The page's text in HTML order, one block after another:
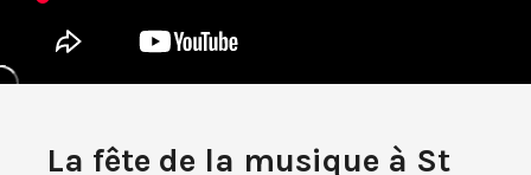
La fête de la musique à St